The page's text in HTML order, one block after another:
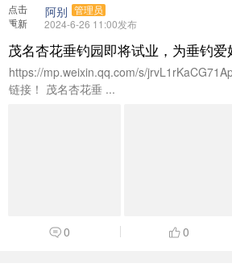
点击
重新
阿别 管理员
2024-6-26 11:00发布
茂名杏花垂钓园即将试业，为垂钓
https://mp.weixin.qq.com/s/
链接！ 茂名杏花垂 ...
0 0